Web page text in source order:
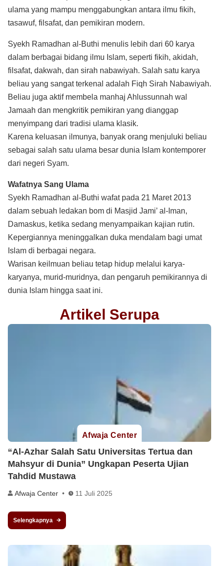
ulama yang mampu menggabungkan antara ilmu fikih,
tasawuf, filsafat, dan pemikiran modern.
Syekh Ramadhan al-Buthi menulis lebih dari 60 karya
dalam berbagai bidang ilmu Islam, seperti fikih, akidah,
filsafat, dakwah, dan sirah nabawiyah. Salah satu karya
beliau yang sangat terkenal adalah Fiqh Sirah Nabawiyah.
Beliau juga aktif membela manhaj Ahlussunnah wal
Jamaah dan mengkritik pemikiran yang dianggap
menyimpang dari tradisi ulama klasik.
Karena keluasan ilmunya, banyak orang menjuluki beliau
sebagai salah satu ulama besar dunia Islam kontemporer
dari negeri Syam.
Wafatnya Sang Ulama
Syekh Ramadhan al-Buthi wafat pada 21 Maret 2013
dalam sebuah ledakan bom di Masjid Jami’ al-Iman,
Damaskus, ketika sedang menyampaikan kajian rutin.
Kepergiannya meninggalkan duka mendalam bagi umat
Islam di berbagai negara.
Warisan keilmuan beliau tetap hidup melalui karya-
karyanya, murid-muridnya, dan pengaruh pemikirannya di
dunia Islam hingga saat ini.
Artikel Serupa
Afwaja Center
“Al-Azhar Salah Satu Universitas Tertua dan
Mahsyur di Dunia” Ungkapan Peserta Ujian
Tahdid Mustawa
Afwaja Center 11 Juli 2025
Selengkapnya